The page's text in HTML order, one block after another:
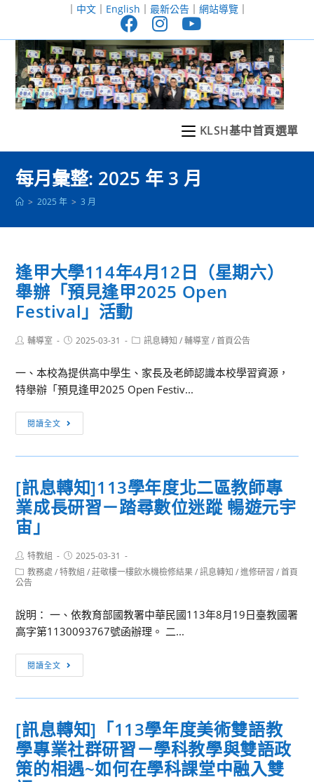
至
｜ 中文｜ English ｜ 最新公告｜ 網站導覽｜
KLSH基中首頁選單
每月彙整: 2025 年 3 月
> 2025 年 > 3 月
逢甲大學114年4月12日（星期六）
舉辦「預見逢甲2025 Open
Festival」活動
Post輔導室
Post2025-03-31
Post訊息轉知 / 輔導室 / 首頁公告
一、本校為提供高中學生、家長及老師認識本校學習資源，
特舉辦「預見逢甲2025 Open Festiv...
閱讀全文
甲
大
114
年
12
日
六）
舉
辦
甲
2025
Open
Festival」
[訊息轉知]113學年度北二區教師專
業成長研習－踏尋數位迷蹤 暢遊元宇
宙」
Post
author:
特教組
Post
published:
2025-03-31
Post
category:
教務處 / 特教組 / 莊敬樓一樓飲水機檢修結果 / 訊息轉知 / 進修研習 / 首頁
公告
說明： 一、依教育部國教署中華民國113年8月19日臺教國署
高字第1130093767號函辦理。 二...
閱讀全文
息
轉
學
年
北
[訊息轉知]「113學年度美術雙語教
學專業社群研習－學科教學與雙語政
策的相遇~如何在學科課堂中融入雙